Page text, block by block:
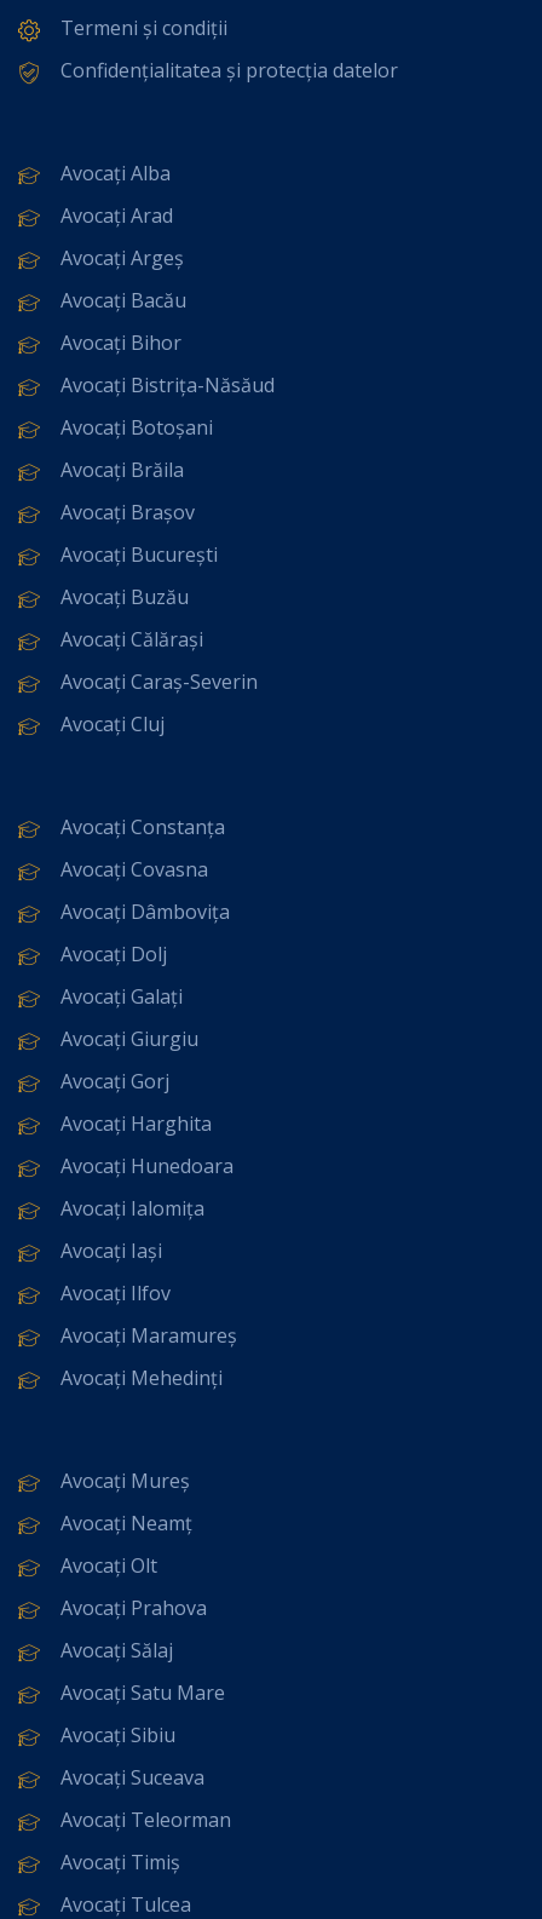
Termeni și condiții
Confidențialitatea și protecția datelor
Avocați Alba
Avocați Arad
Avocați Argeș
Avocați Bacău
Avocați Bihor
Avocați Bistrița-Năsăud
Avocați Botoșani
Avocați Brăila
Avocați Brașov
Avocați București
Avocați Buzău
Avocați Călărași
Avocați Caraș-Severin
Avocați Cluj
Avocați Constanța
Avocați Covasna
Avocați Dâmbovița
Avocați Dolj
Avocați Galați
Avocați Giurgiu
Avocați Gorj
Avocați Harghita
Avocați Hunedoara
Avocați Ialomița
Avocați Iași
Avocați Ilfov
Avocați Maramureș
Avocați Mehedinți
Avocați Mureș
Avocați Neamț
Avocați Olt
Avocați Prahova
Avocați Sălaj
Avocați Satu Mare
Avocați Sibiu
Avocați Suceava
Avocați Teleorman
Avocați Timiș
Avocați Tulcea